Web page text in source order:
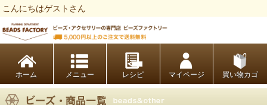
こんにちはゲストさん
ホーム レシピ マイページ 買い物カゴ